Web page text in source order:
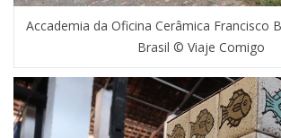
Accademia da Oficina Cerâmica Francisco
Brasil © Viaje Comigo